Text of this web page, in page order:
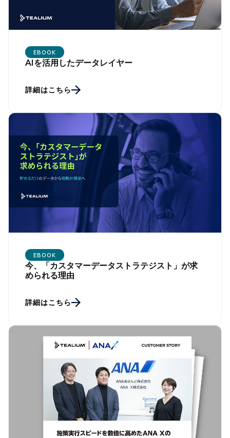
EBOOK
AIを活用したデータレイヤー
詳細はこちら
EBOOK
今、「カスタマーデータストラテジスト」が求
められる理由
詳細はこちら